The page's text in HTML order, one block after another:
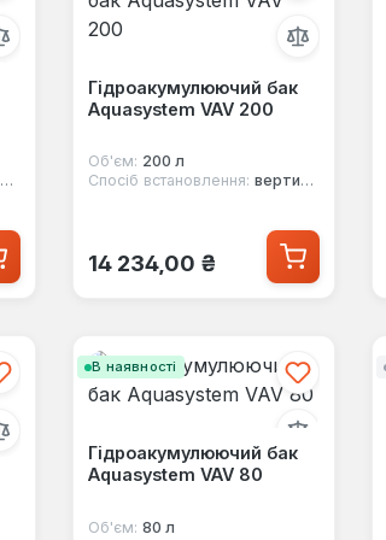
Гідроакумулюючий бак
Aquasystem VAV 200
Об'єм: 200 л
Спосіб встановлення: вертикальний
Звичайна ціна:
14 234,00 ₴
В наявності
Гідроакумулюючий бак
Aquasystem VAV 80
Об'єм: 80 л